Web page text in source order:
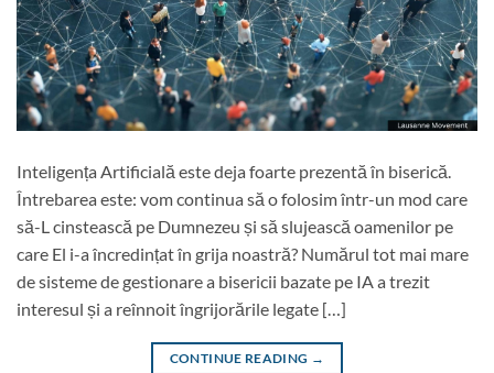
Inteligența Artificială este deja foarte prezentă în biserică.
Întrebarea este: vom continua să o folosim într-un mod care
să-L cinstească pe Dumnezeu și să slujească oamenilor pe
care El i-a încredințat în grija noastră? Numărul tot mai mare
de sisteme de gestionare a bisericii bazate pe IA a trezit
interesul și a reînnoit îngrijorările legate […]
CONTINUE READING →